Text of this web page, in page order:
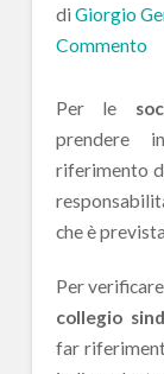
di Giorgio
Commento
Per le
prendere
riferimento
che è
Per verificare
collegio
far